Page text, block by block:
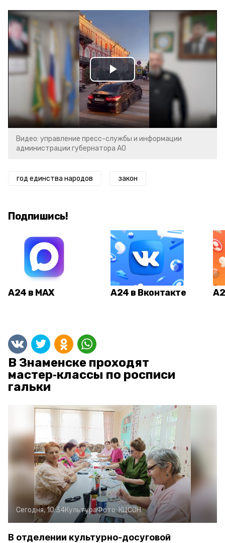
Play
Video
Видео: управление пресс-службы и информации
администрации губернатора АО
год единства народов закон
Подпишись!
А24 в MAX А24 в Вконтакте
В Знаменске проходят
мастер‑классы по росписи
гальки
Сегодня, 10:34КультураФото:КЦСОН
В отделении культурно‑досуговой